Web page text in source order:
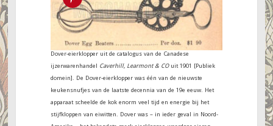
Dover-eierklopper uit de catalogus van de Canadese
ijzerwarenhandel Caverhill, Learmont & CO uit 1901 [Publiek
domein]. De Dover-eierklopper was één van de nieuwste
keukensnufjes van de laatste decennia van de 19e eeuw. Het
apparaat scheelde de kok enorm veel tijd en energie bij het
stijfkloppen van eiwitten. Dover was – in ieder geval in Noord-